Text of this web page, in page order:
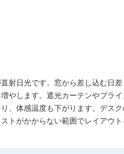
射日光です。窓から差し込む日
やします。遮光カーテンやブラ
、体感温度も下がります。デス
トがかからない範囲でレイアウ